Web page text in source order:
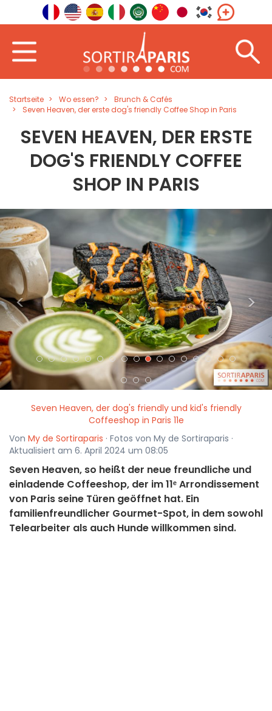
Startseite Wo essen?
Brunch & Cafés
Seven Heaven, der erste dog's friendly Coffee Shop in Paris
SEVEN HEAVEN, DER ERSTE
DOG'S FRIENDLY COFFEE
SHOP IN PARIS
< >
Seven Heaven, der dog's friendly und kid's friendly
Coffeeshop in Paris 11e
Von My de Sortiraparis · Fotos von My de Sortiraparis ·
Aktualisiert am 6. April 2024 um 08:05
Seven Heaven, so heißt der neue freundliche und
einladende Coffeeshop, der im 11ᵉ Arrondissement
von Paris seine Türen geöffnet hat. Ein
familienfreundlicher Gourmet-Spot, in dem sowohl
Telearbeiter als auch Hunde willkommen sind.